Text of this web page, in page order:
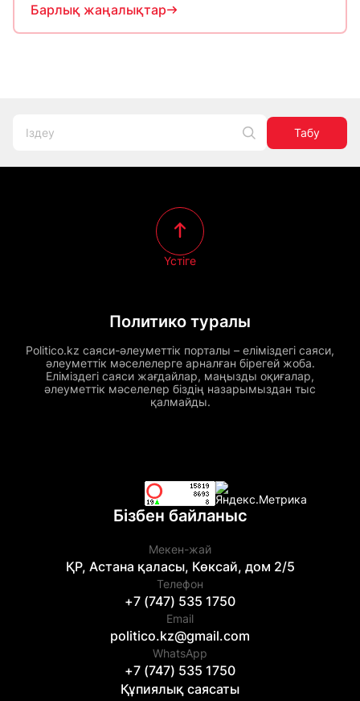
Барлық жаңалықтар
Табу
Политико туралы
Politico.kz саяси-әлеуметтік порталы – еліміздегі саяси,
әлеуметтік мәселелерге арналған бірегей жоба.
Еліміздегі саяси жағдайлар, маңызды оқиғалар,
әлеуметтік мәселелер біздің назарымыздан тыс
қалмайды.
Үстіге
Бізбен байланыс
Мекен-жай
ҚР, Астана қаласы, Көксай, дом 2/5
Телефон
+7 (747) 535 1750
Email
politico.kz@gmail.com
WhatsApp
+7 (747) 535 1750
Құпиялық саясаты